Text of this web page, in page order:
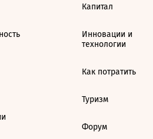
Капитал
Инновации и
технологии
Как потратить
Туризм
Форум